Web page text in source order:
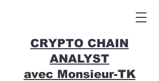
CRYPTO CHAIN
ANALYST
avec Monsieur-TK